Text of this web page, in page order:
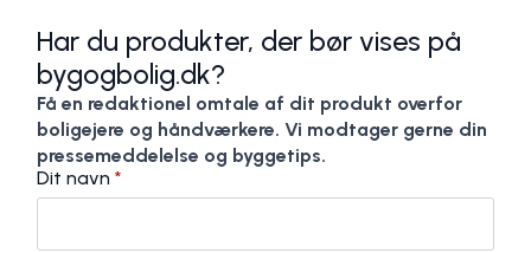
Har du produkter, der bør vises på
bygogbolig.dk?
Få en redaktionel omtale af dit produkt overfor
boligejere og håndværkere. Vi modtager gerne din
pressemeddelelse og byggetips.
Dit navn *